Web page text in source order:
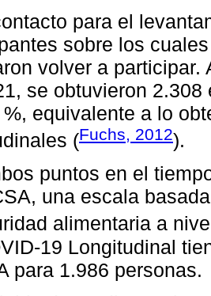
para el
sobre los
volver a
se obtuvieron
equivalente a lo
(Fuchs, 2012).
puntos en el
una escala
alimentaria a
19 Longitudinal
para 1.986 personas.